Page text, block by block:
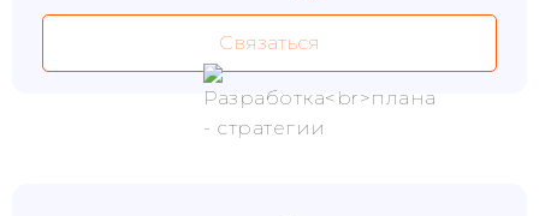
Связаться